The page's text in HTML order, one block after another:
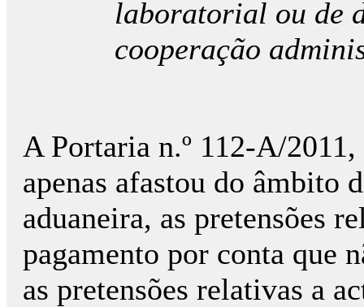
laboratorial ou de
cooperação
A Portaria n.º 112-A/
apenas afastou do âmbito
aduaneira, as pretensões
pagamento por conta que
as pretensões relativas a